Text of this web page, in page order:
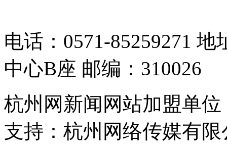
电话：0571-85259271
中心B座 邮编：310026
杭州网新闻网站加盟单
支持：杭州网络传媒有限